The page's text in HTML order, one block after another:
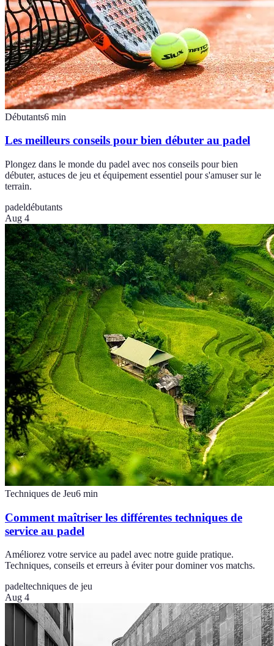
Débutants6 min
Les meilleurs conseils pour bien débuter au padel
Plongez dans le monde du padel avec nos conseils pour bien
débuter, astuces de jeu et équipement essentiel pour s'amuser sur le
terrain.
padeldébutants
Aug 4
Techniques de Jeu6 min
Comment maîtriser les différentes techniques de
service au padel
Améliorez votre service au padel avec notre guide pratique.
Techniques, conseils et erreurs à éviter pour dominer vos matchs.
padeltechniques de jeu
Aug 4